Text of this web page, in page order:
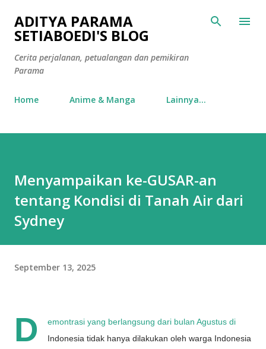
Langsung ke konten utama
ADITYA PARAMA
SETIABOEDI'S BLOG
Cerita perjalanan, petualangan dan pemikiran
Parama
Home Anime & Manga Lainnya…
Menyampaikan ke-GUSAR-an
tentang Kondisi di Tanah Air dari
Sydney
September 13, 2025
D
emontrasi yang berlangsung dari bulan Agustus di
Indonesia tidak hanya dilakukan oleh warga Indonesia